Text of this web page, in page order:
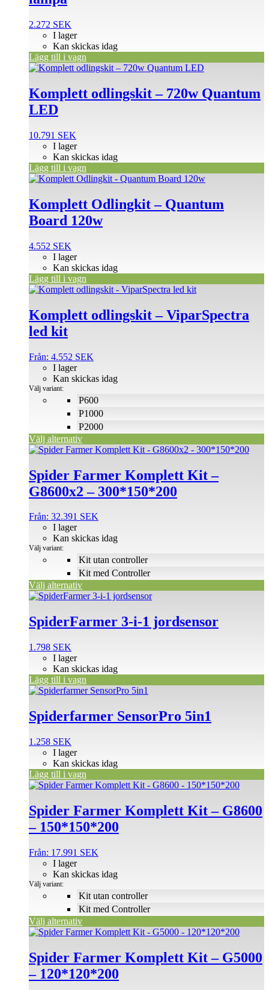
2.272 SEK
I lager
Kan skickas idag
Lägg till i vagn
Komplett odlingskit – 720w Quantum
LED
10.791 SEK
I lager
Kan skickas idag
Lägg till i vagn
Komplett Odlingkit – Quantum
Board 120w
4.552 SEK
I lager
Kan skickas idag
Lägg till i vagn
Komplett odlingskit – ViparSpectra
led kit
Från: 4.552 SEK
P600
P1000
P2000
I lager
Kan skickas idag
Välj variant:
Välj alternativ
Den
produkten
har
flera
De
olika
alternativen
kan
väljas
produktsidan
Spider Farmer Komplett Kit –
G8600x2 – 300*150*200
Från: 32.391 SEK
Kit utan controller
Kit med Controller
I lager
Kan skickas idag
Välj variant:
Välj alternativ
Den
produkten
har
flera
De
olika
alternativen
kan
väljas
produktsidan
SpiderFarmer 3-i-1 jordsensor
1.798 SEK
I lager
Kan skickas idag
Lägg till i vagn
Spiderfarmer SensorPro 5in1
1.258 SEK
I lager
Kan skickas idag
Lägg till i vagn
Spider Farmer Komplett Kit – G8600
– 150*150*200
Från: 17.991 SEK
Kit utan controller
Kit med Controller
I lager
Kan skickas idag
Välj variant:
Välj alternativ
Den
produkten
har
flera
De
olika
alternativen
kan
väljas
produktsidan
Spider Farmer Komplett Kit – G5000
– 120*120*200
Den
produkten
har
flera